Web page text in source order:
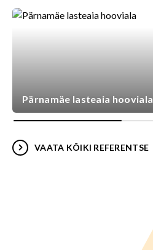
Pärnamäe lasteaia hooviala
VAATA KÕIKI REFERENTSE